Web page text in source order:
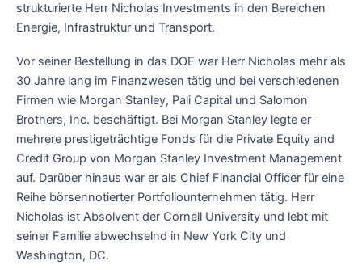
strukturierte Herr Nicholas Investments in den Bereichen
Energie, Infrastruktur und Transport.
Vor seiner Bestellung in das DOE war Herr Nicholas mehr als
30 Jahre lang im Finanzwesen tätig und bei verschiedenen
Firmen wie Morgan Stanley, Pali Capital und Salomon
Brothers, Inc. beschäftigt. Bei Morgan Stanley legte er
mehrere prestigeträchtige Fonds für die Private Equity and
Credit Group von Morgan Stanley Investment Management
auf. Darüber hinaus war er als Chief Financial Officer für eine
Reihe börsennotierter Portfoliounternehmen tätig. Herr
Nicholas ist Absolvent der Cornell University und lebt mit
seiner Familie abwechselnd in New York City und
Washington, DC.